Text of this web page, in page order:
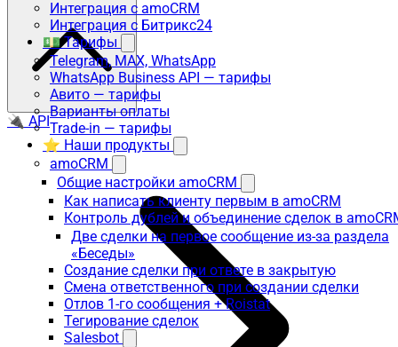
Интеграция с amoCRM
Интеграция с Битрикс24
💵 Тарифы
Telegram, MAX, WhatsApp
WhatsApp Business API — тарифы
Авито — тарифы
Варианты оплаты
Trade-in — тарифы
⭐ Наши продукты
amoCRM
Общие настройки amoCRM
Как написать клиенту первым в amoCRM
Контроль дублей и объединение сделок в
Две сделки на первое сообщение из-за раздела
«Беседы»
Создание сделки при ответе в закрытую
Смена ответственного при создании сделки
Отлов 1-го сообщения + Roistat
Тегирование сделок
Salesbot
🔌 API